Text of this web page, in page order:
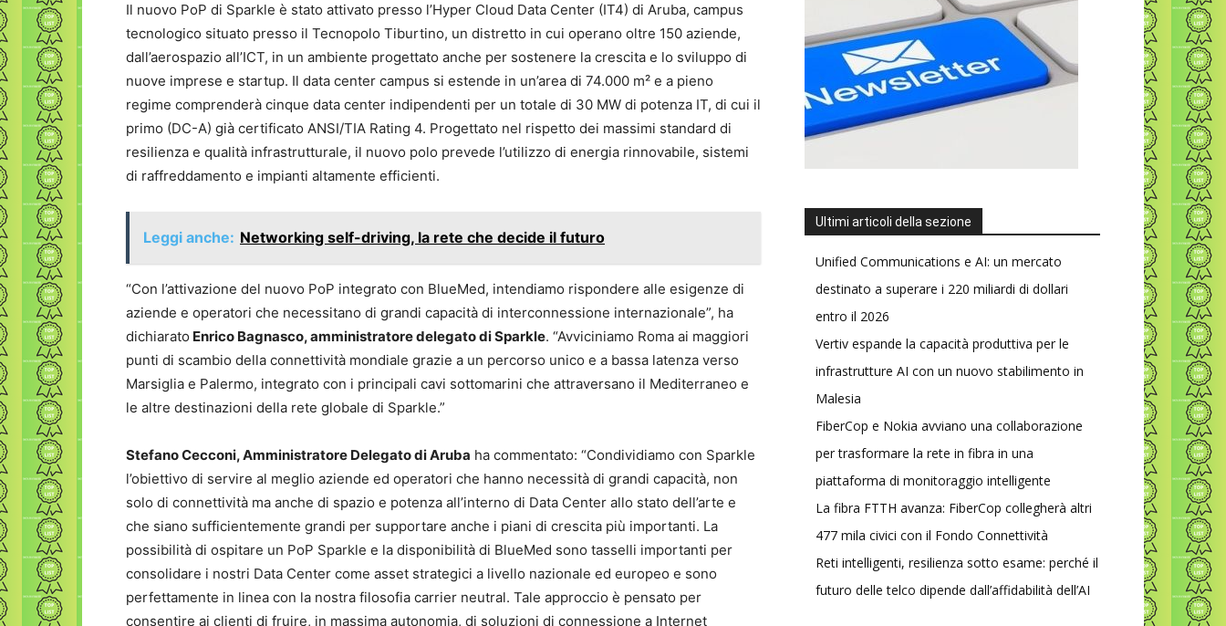
Il nuovo PoP di Sparkle è stato attivato presso l’Hyper Cloud Data Center (IT4) di Aruba, campus
tecnologico situato presso il Tecnopolo Tiburtino, un distretto in cui operano oltre 150 aziende,
dall’aerospazio all’ICT, in un ambiente progettato anche per sostenere la crescita e lo sviluppo di
nuove imprese e startup. Il data center campus si estende in un’area di 74.000 m² e a pieno
regime comprenderà cinque data center indipendenti per un totale di 30 MW di potenza IT, di cui il
primo (DC-A) già certificato ANSI/TIA Rating 4. Progettato nel rispetto dei massimi standard di
resilienza e qualità infrastrutturale, il nuovo polo prevede l’utilizzo di energia rinnovabile, sistemi
di raffreddamento e impianti altamente efficienti.
Leggi anche: Networking self-driving, la rete che decide il futuro
“Con l’attivazione del nuovo PoP integrato con BlueMed, intendiamo rispondere alle esigenze di
aziende e operatori che necessitano di grandi capacità di interconnessione internazionale”, ha
dichiarato Enrico Bagnasco, amministratore delegato di Sparkle. “Avviciniamo Roma ai maggiori
punti di scambio della connettività mondiale grazie a un percorso unico e a bassa latenza verso
Marsiglia e Palermo, integrato con i principali cavi sottomarini che attraversano il Mediterraneo e
le altre destinazioni della rete globale di Sparkle.”
Stefano Cecconi, Amministratore Delegato di Aruba ha commentato: “Condividiamo con Sparkle
l’obiettivo di servire al meglio aziende ed operatori che hanno necessità di grandi capacità, non
solo di connettività ma anche di spazio e potenza all’interno di Data Center allo stato dell’arte e
che siano sufficientemente grandi per supportare anche i piani di crescita più importanti. La
possibilità di ospitare un PoP Sparkle e la disponibilità di BlueMed sono tasselli importanti per
consolidare i nostri Data Center come asset strategici a livello nazionale ed europeo e sono
perfettamente in linea con la nostra filosofia carrier neutral. Tale approccio è pensato per
consentire ai clienti di fruire, in massima autonomia, di soluzioni di connessione a Internet
Ultimi articoli della sezione
Unified Communications e AI: un mercato
destinato a superare i 220 miliardi di dollari
entro il 2026
Vertiv espande la capacità produttiva per le
infrastrutture AI con un nuovo stabilimento in
Malesia
FiberCop e Nokia avviano una collaborazione
per trasformare la rete in fibra in una
piattaforma di monitoraggio intelligente
La fibra FTTH avanza: FiberCop collegherà altri
477 mila civici con il Fondo Connettività
Reti intelligenti, resilienza sotto esame: perché il
futuro delle telco dipende dall’affidabilità dell’AI